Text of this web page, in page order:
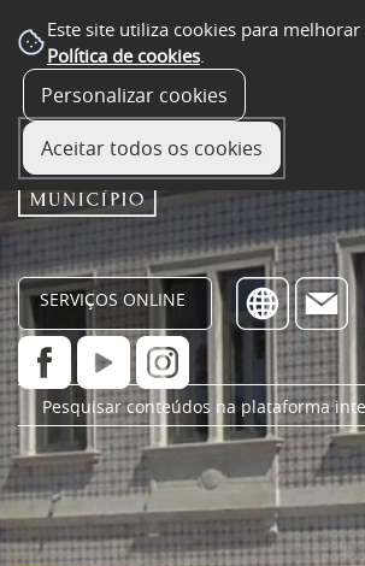
Este site utiliza cookies para
Política de cookies.
Personalizar cookies
Aceitar todos os cookies
SERVIÇOS ONLINE